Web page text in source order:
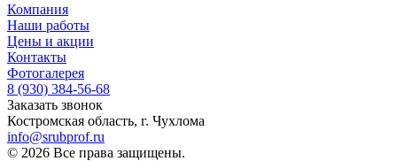
Компания
Наши работы
Цены и акции
Контакты
Фотогалерея
8 (930) 384-56-68
Заказать звонок
Костромская область, г. Чухлома
info@srubprof.ru
© 2026 Все права защищены.